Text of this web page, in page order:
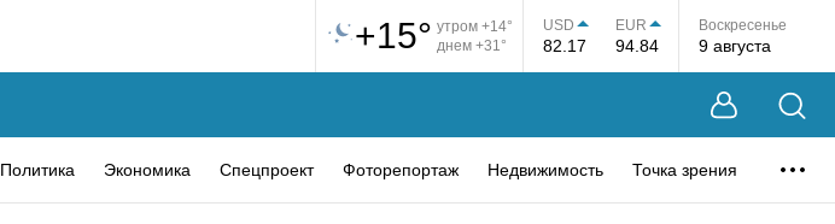
+15° утром +14°
днем +31°
USD
82.17
EUR
94.84
Воскресенье
9 августа
Политика Экономика Спецпроект Фоторепортаж Недвижимость Точка зрения